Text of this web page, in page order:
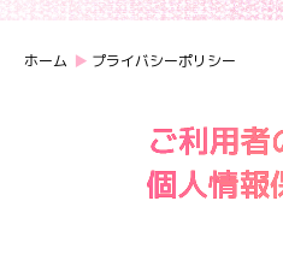
ホーム プライバシーポリシー